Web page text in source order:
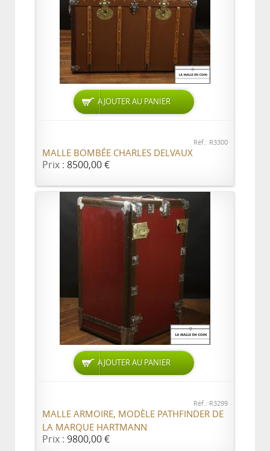
AJOUTER AU PANIER
Réf.: R3300
MALLE BOMBÉE CHARLES DELVAUX
Prix : 8500,00 €
AJOUTER AU PANIER
Réf.: R3299
MALLE ARMOIRE, MODÈLE PATHFINDER DE
LA MARQUE HARTMANN
Prix : 9800,00 €